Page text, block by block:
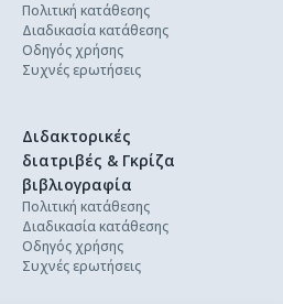
Πολιτική κατάθεσης
Διαδικασία κατάθεσης
Οδηγός χρήσης
Συχνές ερωτήσεις
Διδακτορικές
διατριβές & Γκρίζα
βιβλιογραφία
Πολιτική κατάθεσης
Διαδικασία κατάθεσης
Οδηγός χρήσης
Συχνές ερωτήσεις